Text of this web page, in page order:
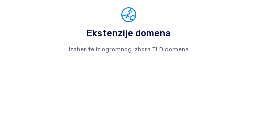
Ekstenzije domena
Izaberite iz ogromnog izbora TLD domena